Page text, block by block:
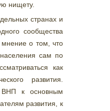
нищету.
странах и
сообщества
мнение о том, что
сам по
как
развития.
к основным
развития, к